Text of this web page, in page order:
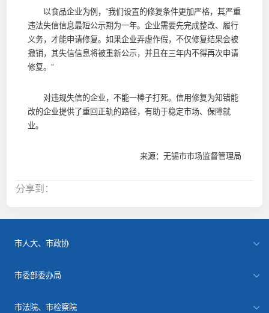
以食品企业为例，“我们设置的修复条件更加严格，其严重
违法失信信息最短公示期为一年。企业需要先完成整改、履行
义务，才能申请修复。如果企业弄虚作假，不仅修复结果会被
撤销，其失信信息将被重新公示，并且在三年内不得再次申请
修复。”
对违规失信的企业，不能一棒子打死。信用修复为知错能
改的企业提供了重回正轨的路径，有助于稳定市场、保障就
业。
来源：无锡市市场监督管理局
分享到：
市人大、市政协
市委部委办局
市法院、市检察院